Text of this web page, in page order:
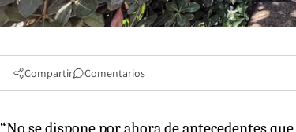
Compartir Comentarios
“No se dispone por ahora de antecedentes